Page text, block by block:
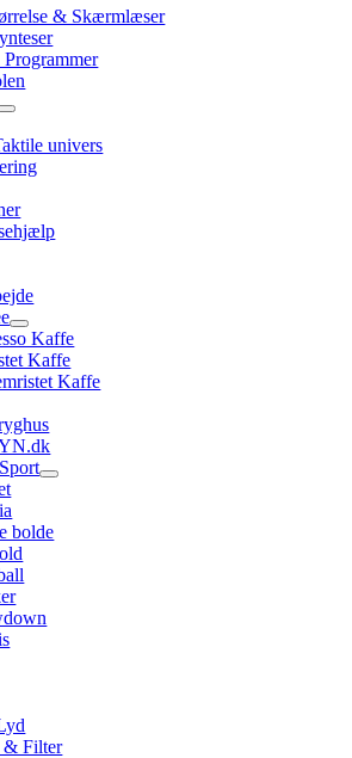
& Skærmlæser
univers
Kaffe
Kaffe
Kaffe
bolde
& Filter